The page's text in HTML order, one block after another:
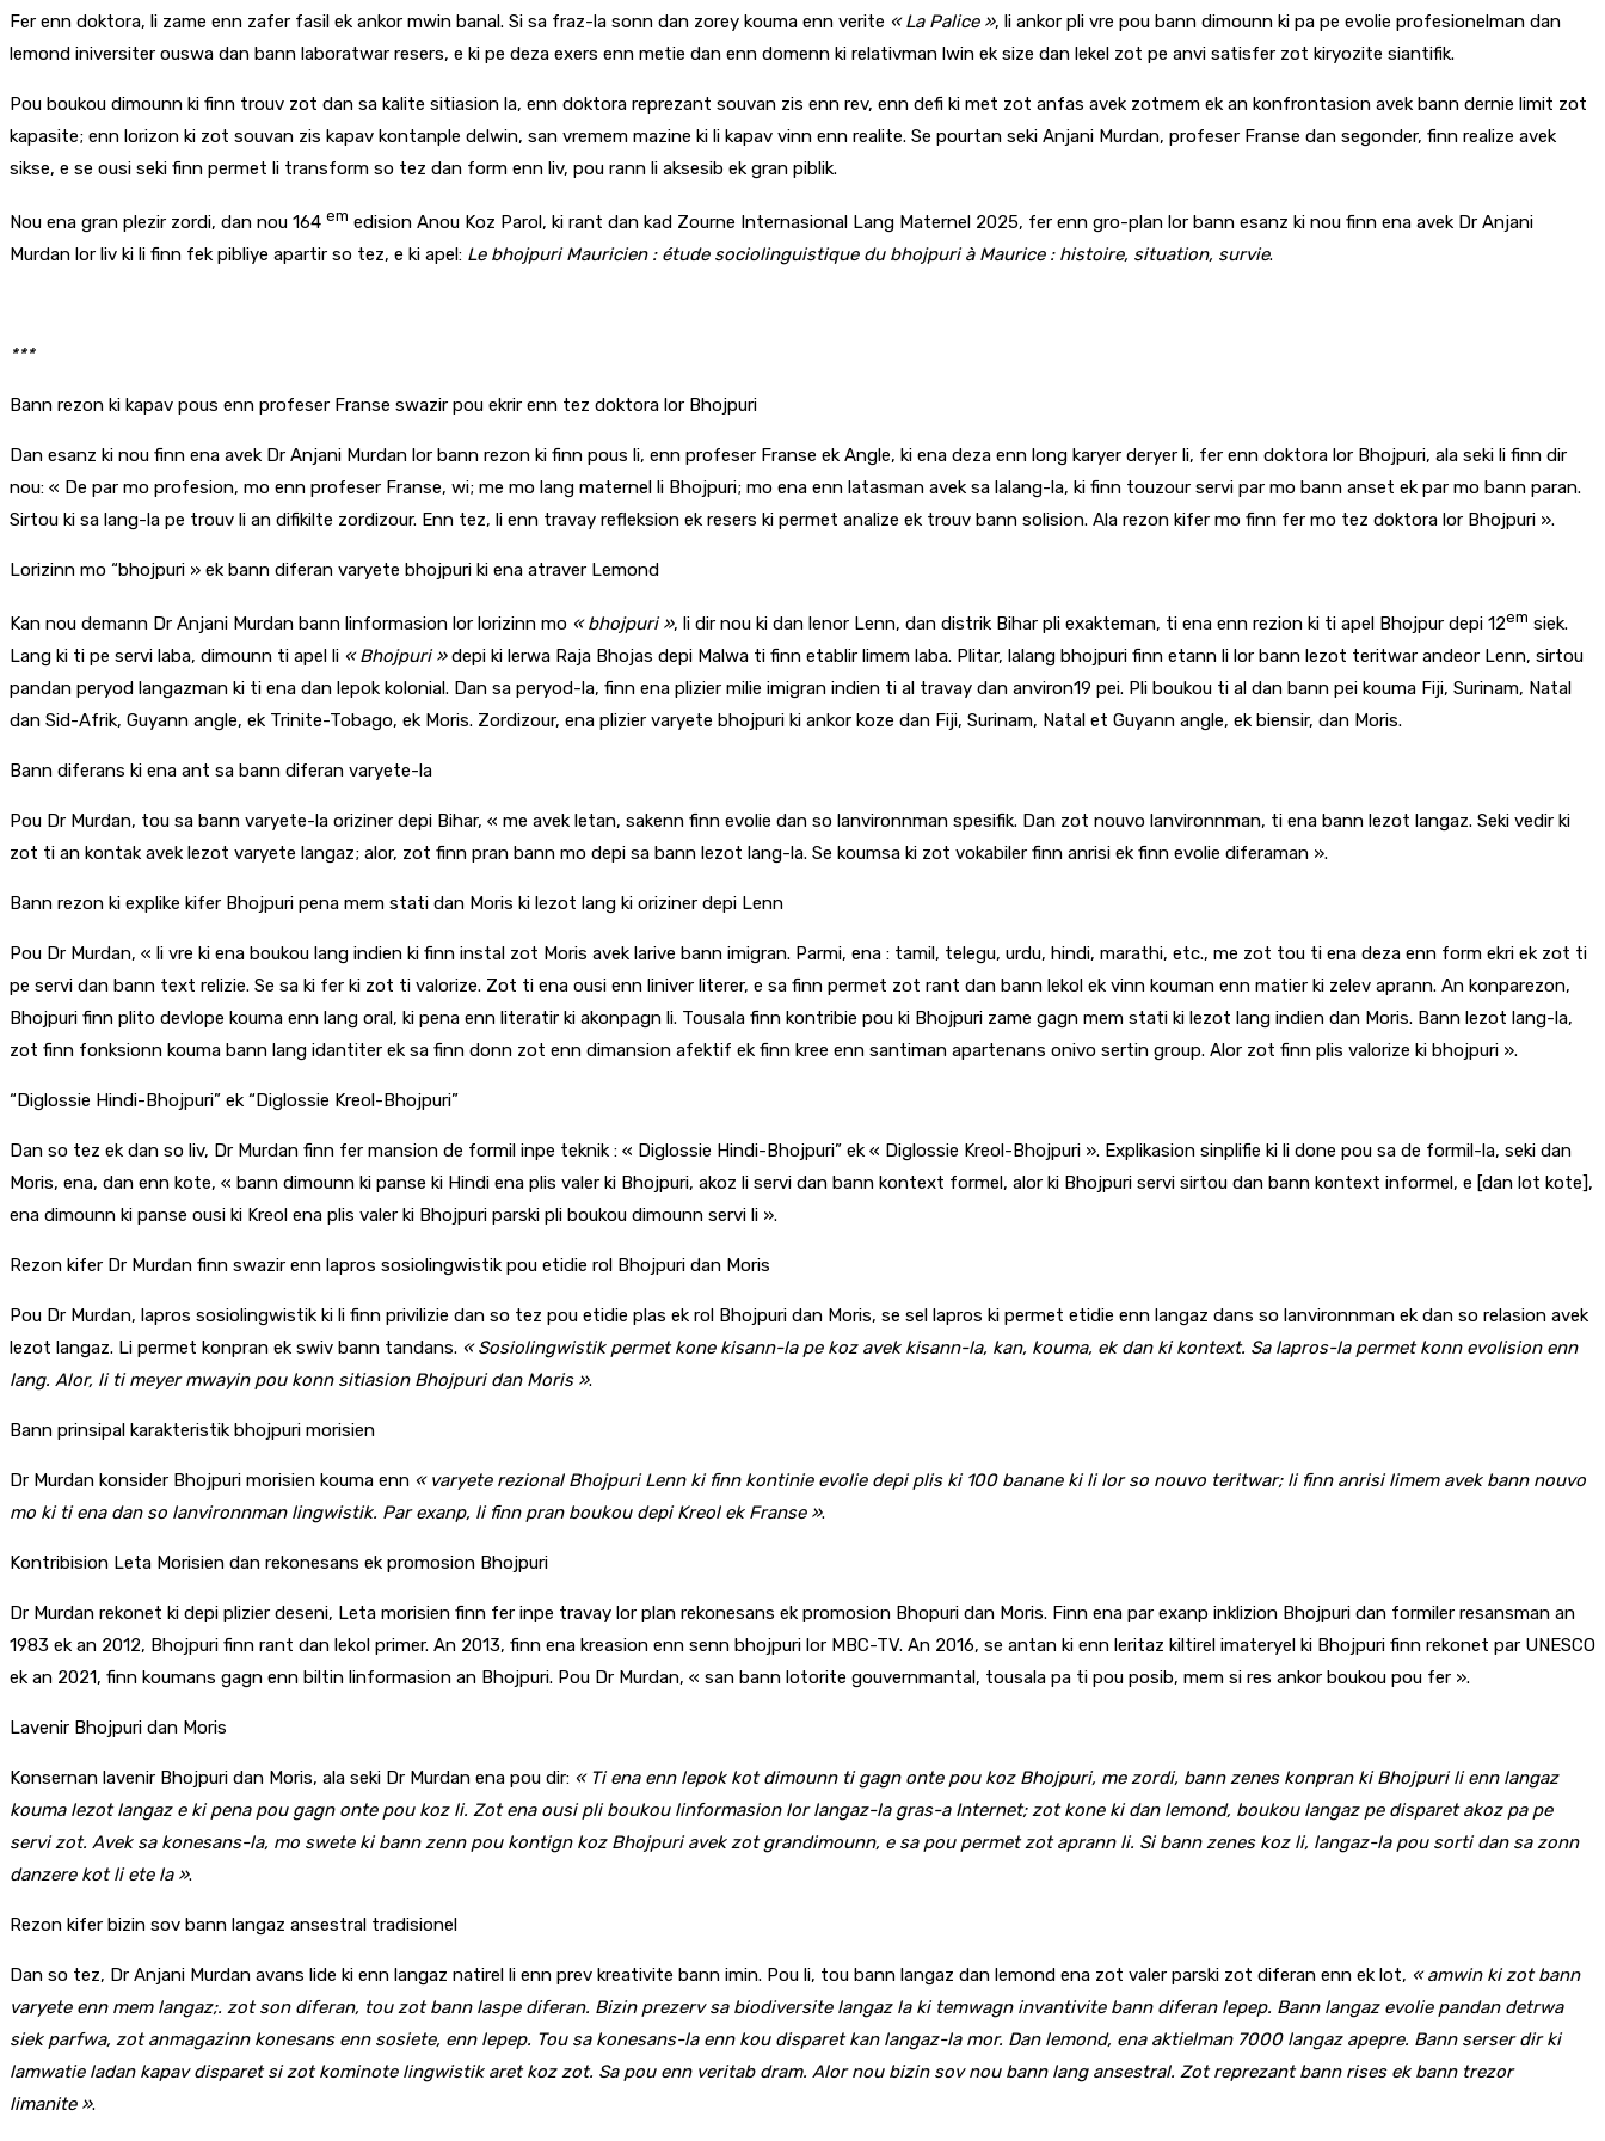
Fer enn doktora, li zame enn zafer fasil ek ankor mwin banal. Si sa fraz-la sonn dan zorey kouma enn verite « La Palice », li ankor pli vre pou bann dimounn ki pa pe evolie profesionelman dan
lemond iniversiter ouswa dan bann laboratwar resers, e ki pe deza exers enn metie dan enn domenn ki relativman lwin ek size dan lekel zot pe anvi satisfer zot kiryozite siantifik.
Pou boukou dimounn ki finn trouv zot dan sa kalite sitiasion la, enn doktora reprezant souvan zis enn rev, enn defi ki met zot anfas avek zotmem ek an konfrontasion avek bann dernie limit zot
kapasite; enn lorizon ki zot souvan zis kapav kontanple delwin, san vremem mazine ki li kapav vinn enn realite. Se pourtan seki Anjani Murdan, profeser Franse dan segonder, finn realize avek
sikse, e se ousi seki finn permet li transform so tez dan form enn liv, pou rann li aksesib ek gran piblik.
Nou ena gran plezir zordi, dan nou 164 em edision Anou Koz Parol, ki rant dan kad Zourne Internasional Lang Maternel 2025, fer enn gro-plan lor bann esanz ki nou finn ena avek Dr Anjani
Murdan lor liv ki li finn fek pibliye apartir so tez, e ki apel: Le bhojpuri Mauricien : étude sociolinguistique du bhojpuri à Maurice : histoire, situation, survie.
***
Bann rezon ki kapav pous enn profeser Franse swazir pou ekrir enn tez doktora lor Bhojpuri
Dan esanz ki nou finn ena avek Dr Anjani Murdan lor bann rezon ki finn pous li, enn profeser Franse ek Angle, ki ena deza enn long karyer deryer li, fer enn doktora lor Bhojpuri, ala seki li finn dir
nou: « De par mo profesion, mo enn profeser Franse, wi; me mo lang maternel li Bhojpuri; mo ena enn latasman avek sa lalang-la, ki finn touzour servi par mo bann anset ek par mo bann paran.
Sirtou ki sa lang-la pe trouv li an difikilte zordizour. Enn tez, li enn travay refleksion ek resers ki permet analize ek trouv bann solision. Ala rezon kifer mo finn fer mo tez doktora lor Bhojpuri ».
Lorizinn mo “bhojpuri » ek bann diferan varyete bhojpuri ki ena atraver Lemond
Kan nou demann Dr Anjani Murdan bann linformasion lor lorizinn mo « bhojpuri », li dir nou ki dan lenor Lenn, dan distrik Bihar pli exakteman, ti ena enn rezion ki ti apel Bhojpur depi 12em siek.
Lang ki ti pe servi laba, dimounn ti apel li « Bhojpuri »depi ki lerwa Raja Bhojas depi Malwa ti finn etablir limem laba. Plitar, lalang bhojpuri finn etann li lor bann lezot teritwar andeor Lenn, sirtou
pandan peryod langazman ki ti ena dan lepok kolonial. Dan sa peryod-la, finn ena plizier milie imigran indien ti al travay dan anviron19 pei. Pli boukou ti al dan bann pei kouma Fiji, Surinam, Natal
dan Sid-Afrik, Guyann angle, ek Trinite-Tobago, ek Moris. Zordizour, ena plizier varyete bhojpuri ki ankor koze dan Fiji, Surinam, Natal et Guyann angle, ek biensir, dan Moris.
Bann diferans ki ena ant sa bann diferan varyete-la
Pou Dr Murdan, tou sa bann varyete-la oriziner depi Bihar, « me avek letan, sakenn finn evolie dan so lanvironnman spesifik. Dan zot nouvo lanvironnman, ti ena bann lezot langaz. Seki vedir ki
zot ti an kontak avek lezot varyete langaz; alor, zot finn pran bann mo depi sa bann lezot lang-la. Se koumsa ki zot vokabiler finn anrisi ek finn evolie diferaman ».
Bann rezon ki explike kifer Bhojpuri pena mem stati dan Moris ki lezot lang ki oriziner depi Lenn
Pou Dr Murdan, « li vre ki ena boukou lang indien ki finn instal zot Moris avek larive bann imigran. Parmi, ena : tamil, telegu, urdu, hindi, marathi, etc., me zot tou ti ena deza enn form ekri ek zot ti
pe servi dan bann text relizie. Se sa ki fer ki zot ti valorize. Zot ti ena ousi enn liniver literer, e sa finn permet zot rant dan bann lekol ek vinn kouman enn matier ki zelev aprann. An konparezon,
Bhojpuri finn plito devlope kouma enn lang oral, ki pena enn literatir ki akonpagn li. Tousala finn kontribie pou ki Bhojpuri zame gagn mem stati ki lezot lang indien dan Moris. Bann lezot lang-la,
zot finn fonksionn kouma bann lang idantiter ek sa finn donn zot enn dimansion afektif ek finn kree enn santiman apartenans onivo sertin group. Alor zot finn plis valorize ki bhojpuri ».
“Diglossie Hindi-Bhojpuri” ek “Diglossie Kreol-Bhojpuri”
Dan so tez ek dan so liv, Dr Murdan finn fer mansion de formil inpe teknik : « Diglossie Hindi-Bhojpuri” ek « Diglossie Kreol-Bhojpuri ». Explikasion sinplifie ki li done pou sa de formil-la, seki dan
Moris, ena, dan enn kote, « bann dimounn ki panse ki Hindi ena plis valer ki Bhojpuri, akoz li servi dan bann kontext formel, alor ki Bhojpuri servi sirtou dan bann kontext informel, e [dan lot kote],
ena dimounn ki panse ousi ki Kreol ena plis valer ki Bhojpuri parski pli boukou dimounn servi li ».
Rezon kifer Dr Murdan finn swazir enn lapros sosiolingwistik pou etidie rol Bhojpuri dan Moris
Pou Dr Murdan, lapros sosiolingwistik ki li finn privilizie dan so tez pou etidie plas ek rol Bhojpuri dan Moris, se sel lapros ki permet etidie enn langaz dans so lanvironnman ek dan so relasion avek
lezot langaz. Li permet konpran ek swiv bann tandans. « Sosiolingwistik permet kone kisann-la pe koz avek kisann-la, kan, kouma, ek dan ki kontext. Sa lapros-la permet konn evolision enn
lang. Alor, li ti meyer mwayin pou konn sitiasion Bhojpuri dan Moris ».
Bann prinsipal karakteristik bhojpuri morisien
Dr Murdan konsider Bhojpuri morisien kouma enn « varyete rezional Bhojpuri Lenn ki finn kontinie evolie depi plis ki 100 banane ki li lor so nouvo teritwar; li finn anrisi limem avek bann nouvo
mo ki ti ena dan so lanvironnman lingwistik. Par exanp, li finn pran boukou depi Kreol ek Franse ».
Kontribision Leta Morisien dan rekonesans ek promosion Bhojpuri
Dr Murdan rekonet ki depi plizier deseni, Leta morisien finn fer inpe travay lor plan rekonesans ek promosion Bhopuri dan Moris. Finn ena par exanp inklizion Bhojpuri dan formiler resansman an
1983 ek an 2012, Bhojpuri finn rant dan lekol primer. An 2013, finn ena kreasion enn senn bhojpuri lor MBC-TV. An 2016, se antan ki enn leritaz kiltirel imateryel ki Bhojpuri finn rekonet par UNESCO
ek an 2021, finn koumans gagn enn biltin linformasion an Bhojpuri. Pou Dr Murdan, « san bann lotorite gouvernmantal, tousala pa ti pou posib, mem si res ankor boukou pou fer ».
Lavenir Bhojpuri dan Moris
Konsernan lavenir Bhojpuri dan Moris, ala seki Dr Murdan ena pou dir: « Ti ena enn lepok kot dimounn ti gagn onte pou koz Bhojpuri, me zordi, bann zenes konpran ki Bhojpuri li enn langaz
kouma lezot langaz e ki pena pou gagn onte pou koz li. Zot ena ousi pli boukou linformasion lor langaz-la gras-a Internet; zot kone ki dan lemond, boukou langaz pe disparet akoz pa pe
servi zot. Avek sa konesans-la, mo swete ki bann zenn pou kontign koz Bhojpuri avek zot grandimounn, e sa pou permet zot aprann li. Si bann zenes koz li, langaz-la pou sorti dan sa zonn
danzere kot li ete la ».
Rezon kifer bizin sov bann langaz ansestral tradisionel
Dan so tez, Dr Anjani Murdan avans lide ki enn langaz natirel li enn prev kreativite bann imin. Pou li, tou bann langaz dan lemond ena zot valer parski zot diferan enn ek lot, « amwin ki zot bann
varyete enn mem langaz;. zot son diferan, tou zot bann laspe diferan. Bizin prezerv sa biodiversite langaz la ki temwagn invantivite bann diferan lepep. Bann langaz evolie pandan detrwa
siek parfwa, zot anmagazinn konesans enn sosiete, enn lepep. Tou sa konesans-la enn kou disparet kan langaz-la mor. Dan lemond, ena aktielman 7000 langaz apepre. Bann serser dir ki
lamwatie ladan kapav disparet si zot kominote lingwistik aret koz zot. Sa pou enn veritab dram. Alor nou bizin sov nou bann lang ansestral. Zot reprezant bann rises ek bann trezor
limanite ».